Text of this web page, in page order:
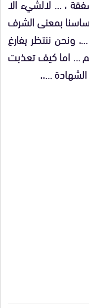
بمعنى الشرف
ونحن ننتظر بفارغ
… اما كيف تعذبت
…..